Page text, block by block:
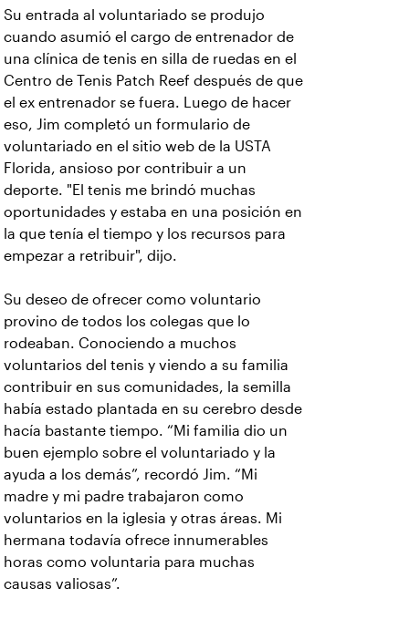
Su entrada al voluntariado se produjo
cuando asumió el cargo de entrenador de
una clínica de tenis en silla de ruedas en el
Centro de Tenis Patch Reef después de que
el ex entrenador se fuera. Luego de hacer
eso, Jim completó un formulario de
voluntariado en el sitio web de la USTA
Florida, ansioso por contribuir a un
deporte. "El tenis me brindó muchas
oportunidades y estaba en una posición en
la que tenía el tiempo y los recursos para
empezar a retribuir", dijo.
Su deseo de ofrecer como voluntario
provino de todos los colegas que lo
rodeaban. Conociendo a muchos
voluntarios del tenis y viendo a su familia
contribuir en sus comunidades, la semilla
había estado plantada en su cerebro desde
hacía bastante tiempo. “Mi familia dio un
buen ejemplo sobre el voluntariado y la
ayuda a los demás”, recordó Jim. “Mi
madre y mi padre trabajaron como
voluntarios en la iglesia y otras áreas. Mi
hermana todavía ofrece innumerables
horas como voluntaria para muchas
causas valiosas”.